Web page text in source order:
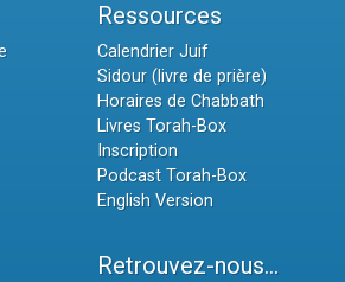
Ressources
Calendrier Juif
Sidour (livre de prière)
Horaires de Chabbath
Livres Torah-Box
Inscription
Podcast Torah-Box
English Version
Retrouvez-nous...